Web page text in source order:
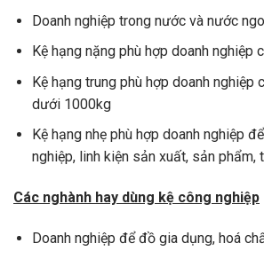
Doanh nghiệp trong nước và nước
Kệ hạng nặng phù hợp doanh nghiệp
Kệ hạng trung phù hợp doanh nghiệp
dưới 1000kg
Kệ hạng nhẹ phù hợp doanh nghiệp
nghiệp, linh kiện sản xuất, sản phẩm,
Các nghành hay dùng kệ công nghiệp
Doanh nghiệp để đồ gia dụng, hoá